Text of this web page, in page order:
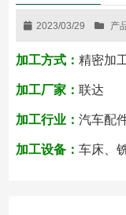
2023/03/29 产
加工方式： 精密加
加工厂家： 联达
加工行业： 汽车配
加工设备： 车床、